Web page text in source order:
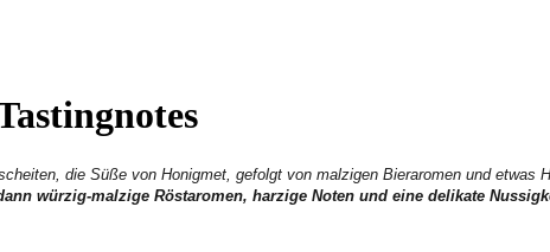
die Süße von Honigmet, gefolgt von malzigen Bieraromen und etwas
würzig-malzige Röstaromen, harzige Noten und eine delikate